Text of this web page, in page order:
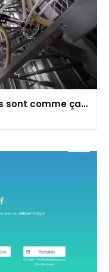
sont comme ça…